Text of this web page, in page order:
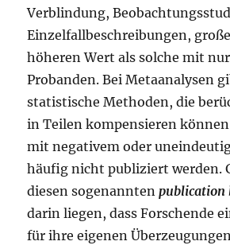
Verblindung,
Einzelfallbeschreibungen,
höheren Wert als solche mit
Probanden. Bei Metaanalysen
statistische Methoden, die
in Teilen kompensieren
mit negativem oder
häufig nicht publiziert werden.
diesen sogenanntenpublication
darin liegen, dass Forschende
für ihre eigenen